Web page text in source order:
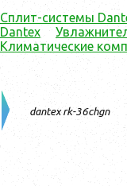
Сплит-системы
Dantex
Климатические
dantex rk-36chgn